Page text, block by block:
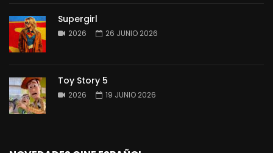
Supergirl
2026 26 JUNIO 2026
Toy Story 5
2026 19 JUNIO 2026